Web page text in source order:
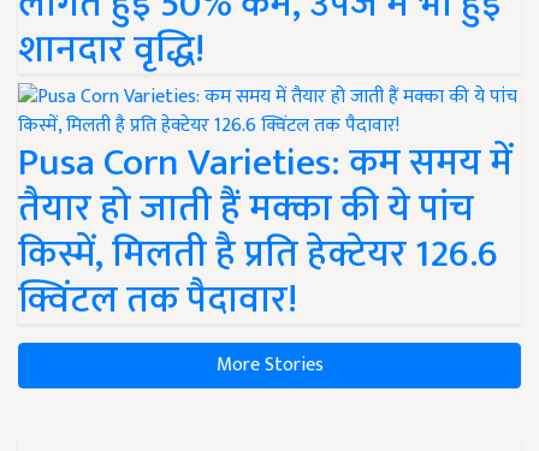
शानदार वृद्धि!
Pusa Corn Varieties: कम समय में
तैयार हो जाती हैं मक्का की ये पांच
किस्में, मिलती है प्रति हेक्टेयर 126.6
क्विंटल तक पैदावार!
More Stories